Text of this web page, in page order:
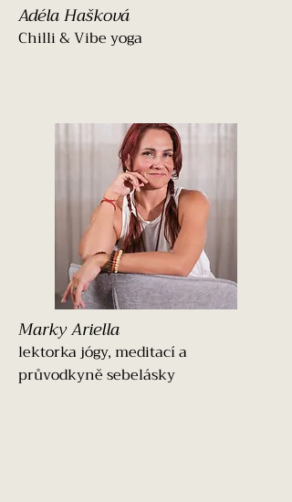
Adéla Hašková
Chilli & Vibe yoga
Marky Ariella
lektorka jógy, meditací a
průvodkyně sebelásky